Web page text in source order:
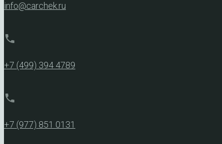
info@carchek.ru
phone
+7 (499) 394 4789
phone
+7 (977) 851 0131